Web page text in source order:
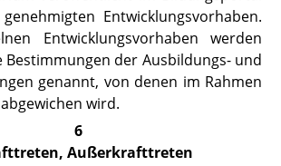
Entwicklungsvorhaben.
Entwicklungsvorhaben werden
Bestimmungen der Ausbildungs- und
genannt, von denen im Rahmen
wird.
6
Außerkrafttreten